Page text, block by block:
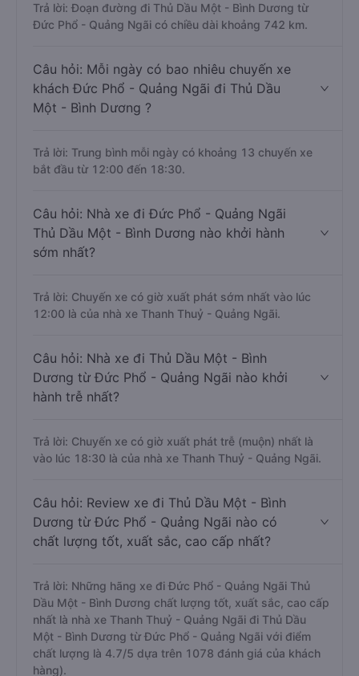
Trả lời: Đoạn đường đi Thủ Dầu Một - Bình Dương từ
Đức Phổ - Quảng Ngãi có chiều dài khoảng 742 km.
Câu hỏi: Mỗi ngày có bao nhiêu chuyến xe
khách Đức Phổ - Quảng Ngãi đi Thủ Dầu
Một - Bình Dương ?
Trả lời: Trung bình mỗi ngày có khoảng 13 chuyến xe
bắt đầu từ 12:00 đến 18:30.
Câu hỏi: Nhà xe đi Đức Phổ - Quảng Ngãi
Thủ Dầu Một - Bình Dương nào khởi hành
sớm nhất?
Trả lời: Chuyến xe có giờ xuất phát sớm nhất vào lúc
12:00 là của nhà xe Thanh Thuỷ - Quảng Ngãi.
Câu hỏi: Nhà xe đi Thủ Dầu Một - Bình
Dương từ Đức Phổ - Quảng Ngãi nào khởi
hành trễ nhất?
Trả lời: Chuyến xe có giờ xuất phát trễ (muộn) nhất là
vào lúc 18:30 là của nhà xe Thanh Thuỷ - Quảng Ngãi.
Câu hỏi: Review xe đi Thủ Dầu Một - Bình
Dương từ Đức Phổ - Quảng Ngãi nào có
chất lượng tốt, xuất sắc, cao cấp nhất?
Trả lời: Những hãng xe đi Đức Phổ - Quảng Ngãi Thủ
Dầu Một - Bình Dương chất lượng tốt, xuất sắc, cao cấp
nhất là nhà xe Thanh Thuỷ - Quảng Ngãi đi Thủ Dầu
Một - Bình Dương từ Đức Phổ - Quảng Ngãi với điểm
chất lượng là 4.7/5 dựa trên 1078 đánh giá của khách
hàng).